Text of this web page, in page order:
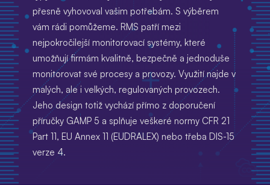
přesně vyhovoval vašim potřebám. S výběrem
vám rádi pomůžeme. RMS patří mezi
nejpokročilejší monitorovací systémy, které
umožňují firmám kvalitně, bezpečně a jednoduše
monitorovat své procesy a provozy. Využití najde v
malých, ale i velkých, regulovaných provozech.
Jeho design totiž vychází přímo z doporučení
příručky GAMP 5 a splňuje veškeré normy CFR 21
Part 11, EU Annex 11 (EUDRALEX) nebo třeba DIS-15
verze 4.